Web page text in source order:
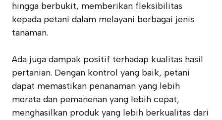
hingga berbukit, memberikan fleksibilitas
kepada petani dalam melayani berbagai jenis
tanaman.
Ada juga dampak positif terhadap kualitas hasil
pertanian. Dengan kontrol yang baik, petani
dapat memastikan penanaman yang lebih
merata dan pemanenan yang lebih cepat,
menghasilkan produk yang lebih berkualitas dari